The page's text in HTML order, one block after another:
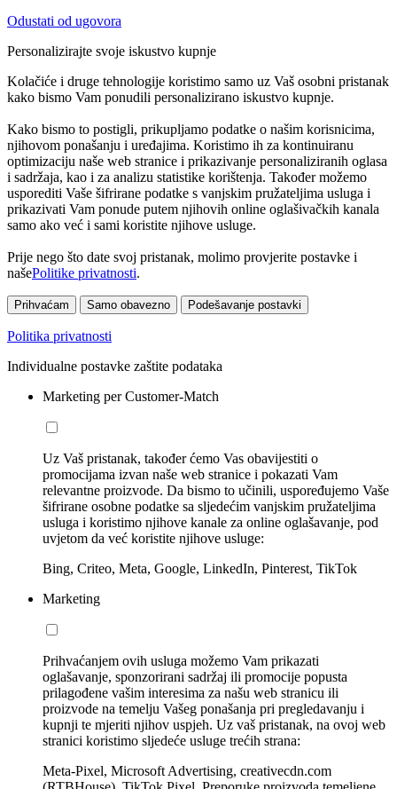
Odustati od ugovora
Personalizirajte svoje iskustvo kupnje
Kolačiće i druge tehnologije koristimo samo uz Vaš osobni pristanak
kako bismo Vam ponudili personalizirano iskustvo kupnje.
Kako bismo to postigli, prikupljamo podatke o našim korisnicima,
njihovom ponašanju i uređajima. Koristimo ih za kontinuiranu
optimizaciju naše web stranice i prikazivanje personaliziranih oglasa
i sadržaja, kao i za analizu statistike korištenja. Također možemo
usporediti Vaše šifrirane podatke s vanjskim pružateljima usluga i
prikazivati Vam ponude putem njihovih online oglašivačkih kanala
samo ako već i sami koristite njihove usluge.
Prije nego što date svoj pristanak, molimo provjerite postavke i
našePolitike privatnosti.
Prihvaćam Samo obavezno Podešavanje postavki
Politika privatnosti
Individualne postavke zaštite podataka
Marketing per Customer-Match
Uz Vaš pristanak, također ćemo Vas obavijestiti o
promocijama izvan naše web stranice i pokazati Vam
relevantne proizvode. Da bismo to učinili, uspoređujemo Vaše
šifrirane osobne podatke sa sljedećim vanjskim pružateljima
usluga i koristimo njihove kanale za online oglašavanje, pod
uvjetom da već koristite njihove usluge:
Bing, Criteo, Meta, Google, LinkedIn, Pinterest, TikTok
Marketing
Prihvaćanjem ovih usluga možemo Vam prikazati
oglašavanje, sponzorirani sadržaj ili promocije popusta
prilagođene vašim interesima za našu web stranicu ili
proizvode na temelju Vašeg ponašanja pri pregledavanju i
kupnji te mjeriti njihov uspjeh. Uz vaš pristanak, na ovoj web
stranici koristimo sljedeće usluge trećih strana:
Meta-Pixel, Microsoft Advertising, creativecdn.com